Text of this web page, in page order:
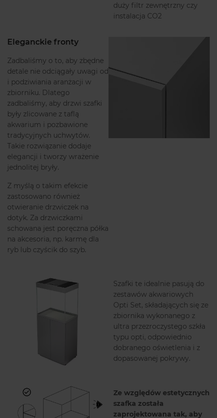
duży filtr zewnętrzny czy
instalacja CO2
Eleganckie fronty
Zadbaliśmy o to, aby zbędne
detale nie odciągały uwagi od
i podziwiania aranżacji w
zbiorniku. Dlatego
zadbaliśmy, aby drzwi szafki
były zlicowane z taflą
akwarium i pozbawione
tradycyjnych uchwytów.
Takie rozwiązanie dodaje
elegancji i tworzy wrażenie
jednolitej bryły.
Z myślą o takim efekcie
zastosowano również
otwieranie drzwiczek na
dotyk. Za drzwiczkami
schowana jest poręczna półka
na akcesoria, np. karmę dla
ryb lub czyścik do szyb.
Szafki te idealnie pasują do
zestawów akwariowych
Opti Set, składających się ze
zbiornika wykonanego z
ultra przezroczystego szkła
typu opti, odpowiednio
dobranego oświetlenia i z
dopasowanej pokrywy.
Ze względów estetycznych
szafka została
zaprojektowana tak, aby